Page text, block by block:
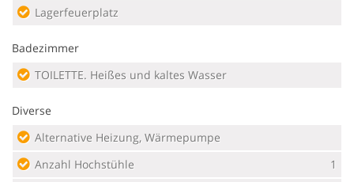
Lagerfeuerplatz
Badezimmer
TOILETTE. Heißes und kaltes Wasser
Diverse
Alternative Heizung, Wärmepumpe
Anzahl Hochstühle
1